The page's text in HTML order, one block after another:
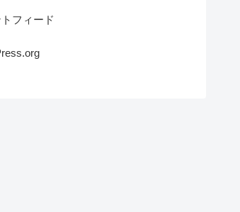
フィード